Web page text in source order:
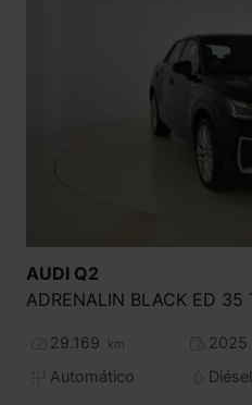
AUDI Q2
29.169 km
2025
Automático
Diésel